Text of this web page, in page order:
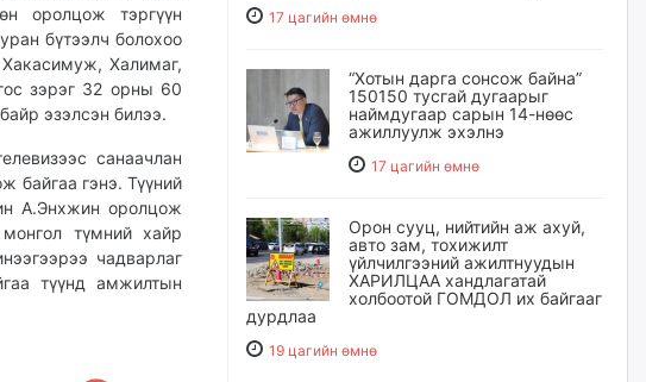
оролцож тэргүүн
бүтээлч болохоо
Халимаг,
зэрэг 32 орны 60
эзэлсэн билээ.
санаачлан
байгаа гэнэ. Түүний
А.Энхжин оролцож
түмний хайр
чадварлаг
түүнд амжилтын
17 цагийн өмнө
“Хотын дарга сонсож байна”
150150 тусгай дугаарыг
наймдугаар сарын 14-нөөс
ажиллуулж эхэлнэ
17 цагийн өмнө
Орон сууц, нийтийн аж ахуй,
авто зам, тохижилт
үйлчилгээний ажилтнуудын
ХАРИЛЦАА хандлагатай
холбоотой ГОМДОЛ их байгааг
дурдлаа
19 цагийн өмнө